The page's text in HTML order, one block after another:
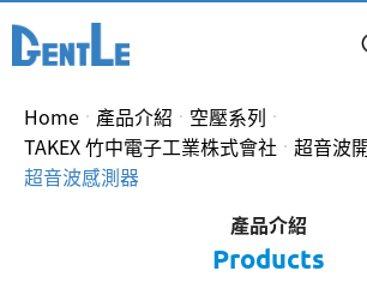
Home 產品介紹
空壓系列
TAKEX 竹中電子工業株式會社
超音波
超音波感測器
產品介紹
Products